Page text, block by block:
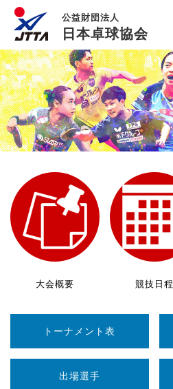
公益財団法人
日本卓球協会
大会概要 競技日程
トーナメント表
出場選手